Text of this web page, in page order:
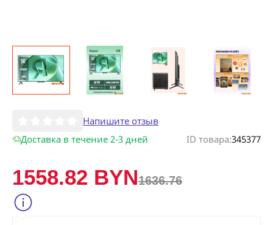
Напишите отзыв
Доставка в течение 2-3 дней
ID товара:345377
1558.82 BYN1636.76